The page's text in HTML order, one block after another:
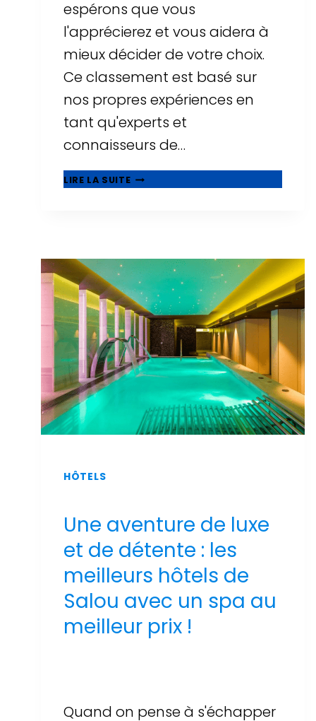
espérons que vous
l'apprécierez et vous aidera à
mieux décider de votre choix.
Ce classement est basé sur
nos propres expériences en
tant qu'experts et
connaisseurs de…
LIRE LA SUITE⭐
MEILLEURS
SALOU
TOP
2026
HÔTELS
Une aventure de luxe
et de détente : les
meilleurs hôtels de
Salou avec un spa au
meilleur prix !
Quand on pense à s'échapper